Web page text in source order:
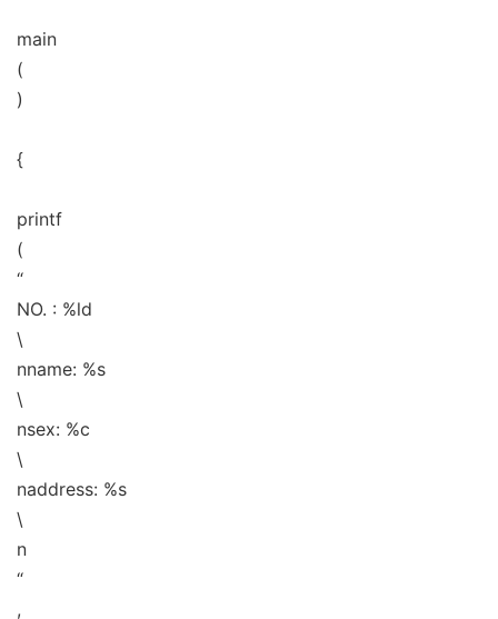
main
(
)
{
printf
(
“
NO. : %ld
\
nname: %s
\
nsex: %c
\
naddress: %s
\
n
“
,